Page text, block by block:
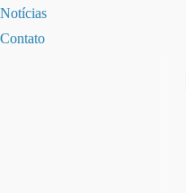
Notícias
Contato